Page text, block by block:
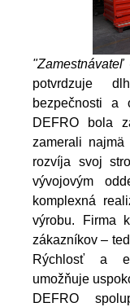
potvrdzuje
bezpečnosti a
DEFRO bola
zamerali
rozvíja svoj
vývojovým
komplexná
výrobu. Firma
zákazníkov –
Rýchlosť a
umožňuje
DEFRO